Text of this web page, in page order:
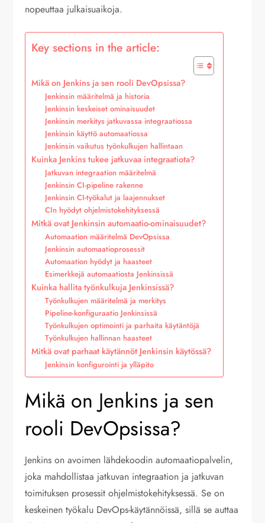
nopeuttaa julkaisuaikoja.
Key sections in the article:
Mikä on Jenkins ja sen rooli DevOpsissa?
Jenkinsin määritelmä ja historia
Jenkinsin keskeiset ominaisuudet
Jenkinsin merkitys jatkuvassa integraatiossa
Jenkinsin käyttö automaatiossa
Jenkinsin vaikutus työnkulkujen hallintaan
Kuinka Jenkins tukee jatkuvaa integraatiota?
Jatkuvan integraation määritelmä
Jenkinsin CI-pipeline rakenne
Jenkinsin CI-työkalut ja laajennukset
CIn hyödyt ohjelmistokehityksessä
Mitkä ovat Jenkinsin automaatio-ominaisuudet?
Automaation määritelmä DevOpsissa
Jenkinsin automaatioprosessit
Automaation hyödyt ja haasteet
Esimerkkejä automaatiosta Jenkinsissä
Kuinka hallita työnkulkuja Jenkinsissä?
Työnkulkujen määritelmä ja merkitys
Pipeline-konfiguraatio Jenkinsissä
Työnkulkujen optimointi ja parhaita käytäntöjä
Työnkulkujen hallinnan haasteet
Mitkä ovat parhaat käytännöt Jenkinsin käytössä?
Jenkinsin konfigurointi ja ylläpito
Mikä on Jenkins ja sen
rooli DevOpsissa?
Jenkins on avoimen lähdekoodin automaatiopalvelin,
joka mahdollistaa jatkuvan integraation ja jatkuvan
toimituksen prosessit ohjelmistokehityksessä. Se on
keskeinen työkalu DevOps-käytännöissä, sillä se auttaa